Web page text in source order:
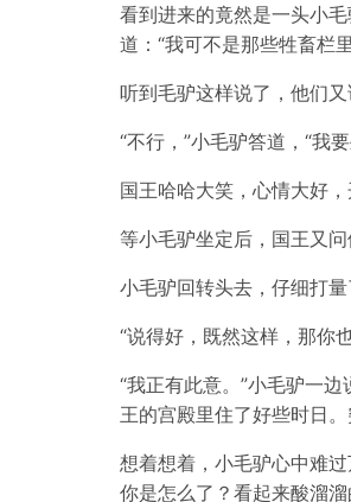
看到进来的竟然是一头小
道：“我可不是那些牲畜栏
听到毛驴这样说了，他们
“不行，”小毛驴答道，“我
国王哈哈大笑，心情大好
等小毛驴坐定后，国王又
小毛驴回转头去，仔细打
“说得好，既然这样，那你
“我正有此意。”小毛驴一
王的宫殿里住了好些时日
想着想着，小毛驴心中难
你是怎么了？看起来酸溜